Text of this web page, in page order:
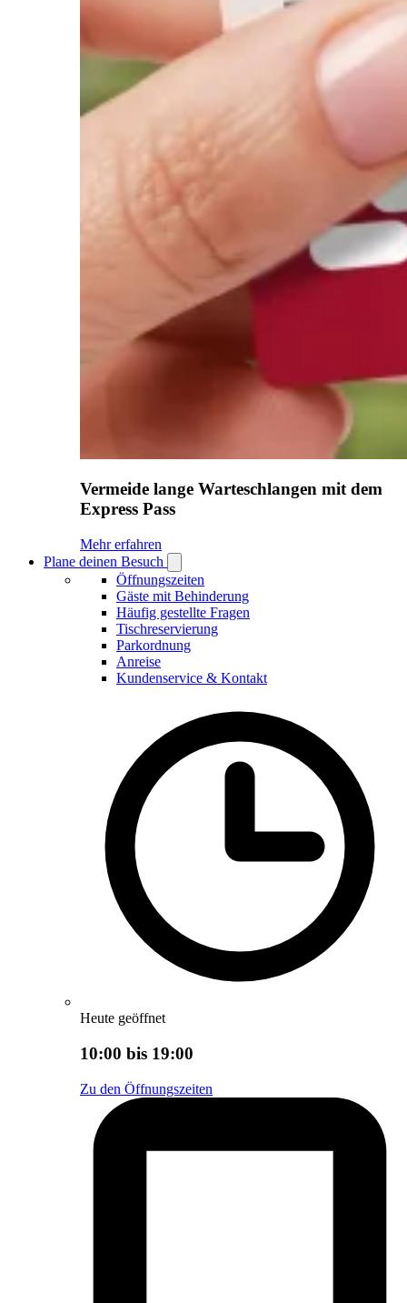
Vermeide lange Warteschlangen mit dem
Express Pass
Mehr erfahren
Plane deinen Besuch
Plane
deinen
Besuch
submenu
Öffnungszeiten
Gäste mit Behinderung
Häufig gestellte Fragen
Tischreservierung
Parkordnung
Anreise
Kundenservice & Kontakt
Heute geöffnet
10:00 bis 19:00
Zu den Öffnungszeiten